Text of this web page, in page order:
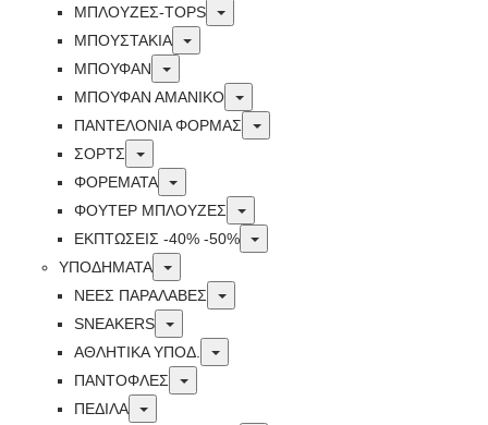
ΜΠΛΟΥΖΕΣ-TOPS
Toggle
ΜΠΟΥΣΤΑΚΙΑ
Toggle
ΜΠΟΥΦΑΝ
Toggle
ΜΠΟΥΦΑΝ ΑΜΑΝΙΚΟ
Toggle
ΠΑΝΤΕΛΟΝΙΑ ΦΟΡΜΑΣ
Toggle
ΣΟΡΤΣ
Toggle
ΦΟΡΕΜΑΤΑ
Toggle
ΦΟΥΤΕΡ ΜΠΛΟΥΖΕΣ
Toggle
ΕΚΠΤΏΣΕΙΣ -40% -50%
Toggle
ΥΠΟΔΗΜΑΤΑ
Toggle
ΝΕΕΣ ΠΑΡΑΛΑΒΕΣ
Toggle
SNEAKERS
Toggle
ΑΘΛΗΤΙΚΑ ΥΠΟΔ.
Toggle
ΠΑΝΤΟΦΛΕΣ
Toggle
ΠΕΔΙΛΑ
Toggle